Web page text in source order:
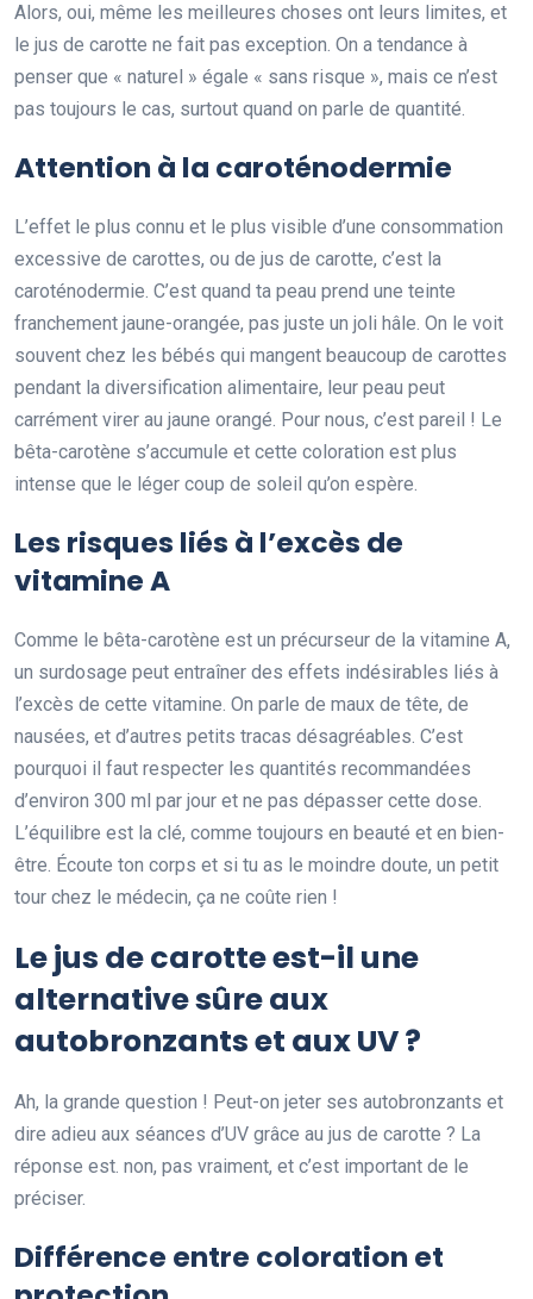
Alors, oui, même les meilleures choses ont leurs limites, et
le jus de carotte ne fait pas exception. On a tendance à
penser que « naturel » égale « sans risque », mais ce n’est
pas toujours le cas, surtout quand on parle de quantité.
Attention à la caroténodermie
L’effet le plus connu et le plus visible d’une consommation
excessive de carottes, ou de jus de carotte, c’est la
caroténodermie. C’est quand ta peau prend une teinte
franchement jaune-orangée, pas juste un joli hâle. On le voit
souvent chez les bébés qui mangent beaucoup de carottes
pendant la diversification alimentaire, leur peau peut
carrément virer au jaune orangé. Pour nous, c’est pareil ! Le
bêta-carotène s’accumule et cette coloration est plus
intense que le léger coup de soleil qu’on espère.
Les risques liés à l’excès de
vitamine A
Comme le bêta-carotène est un précurseur de la vitamine A,
un surdosage peut entraîner des effets indésirables liés à
l’excès de cette vitamine. On parle de maux de tête, de
nausées, et d’autres petits tracas désagréables. C’est
pourquoi il faut respecter les quantités recommandées
d’environ 300 ml par jour et ne pas dépasser cette dose.
L’équilibre est la clé, comme toujours en beauté et en bien-
être. Écoute ton corps et si tu as le moindre doute, un petit
tour chez le médecin, ça ne coûte rien !
Le jus de carotte est-il une
alternative sûre aux
autobronzants et aux UV ?
Ah, la grande question ! Peut-on jeter ses autobronzants et
dire adieu aux séances d’UV grâce au jus de carotte ? La
réponse est. non, pas vraiment, et c’est important de le
préciser.
Différence entre coloration et